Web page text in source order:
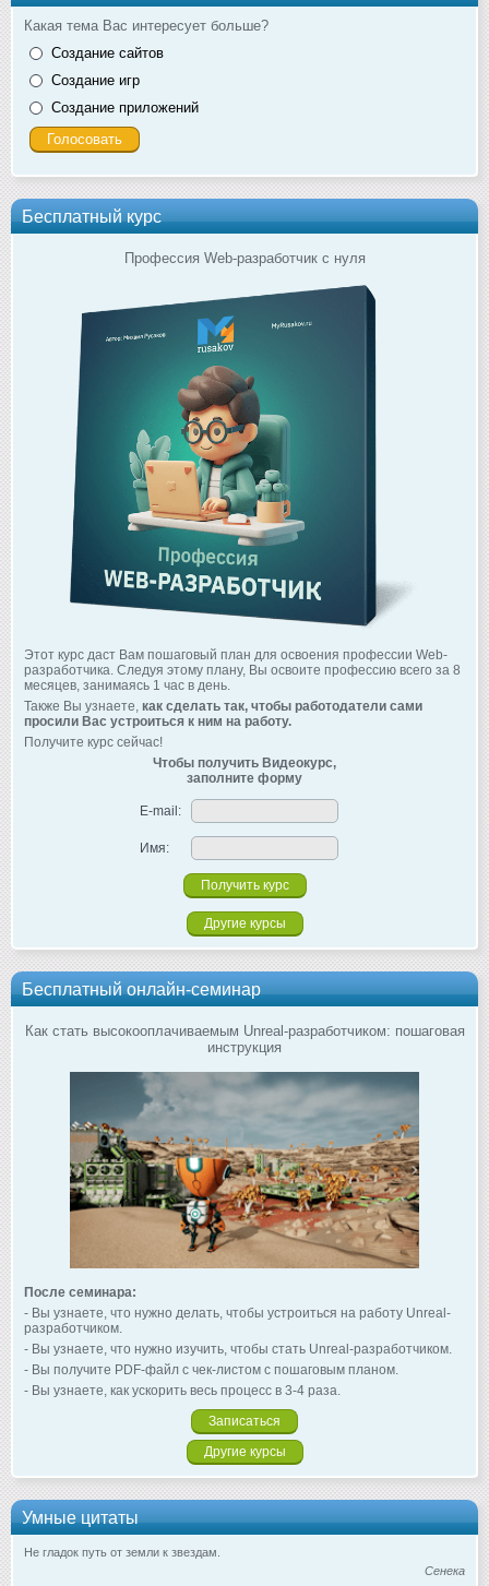
Какая тема Вас интересует больше?
Создание сайтов
Создание игр
Создание приложений
Бесплатный курс
Профессия Web-разработчик с нуля
Этот курс даст Вам пошаговый план для освоения профессии Web-
разработчика. Следуя этому плану, Вы освоите профессию всего за 8
месяцев, занимаясь 1 час в день.
Также Вы узнаете, как сделать так, чтобы работодатели сами
просили Вас устроиться к ним на работу.
Получите курс сейчас!
Чтобы получить Видеокурс,
заполните форму
E-mail:
Имя:
Другие курсы
Бесплатный онлайн-семинар
Как стать высокооплачиваемым Unreal-разработчиком: пошаговая
инструкция
После семинара:
- Вы узнаете, что нужно делать, чтобы устроиться на работу Unreal-
разработчиком.
- Вы узнаете, что нужно изучить, чтобы стать Unreal-разработчиком.
- Вы получите PDF-файл с чек-листом с пошаговым планом.
- Вы узнаете, как ускорить весь процесс в 3-4 раза.
Записаться
Другие курсы
Умные цитаты
Не гладок путь от земли к звездам.
Сенека